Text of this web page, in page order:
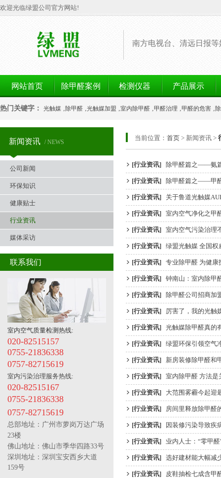
欢迎光临绿盟公司官方网站!
南方电视台、清远日报
网站首页 除甲醛案例 检测仪器 产品展示
热门关键字： 光触媒 ,除甲醛 ,光触媒加盟 ,室内除甲醛 ,甲醛治理 ,甲醛的危害 ,
新闻资讯 / NEWS
公司新闻
环保知识
健康贴士
行业资讯
媒体采访
联系我们
室内空气质量检测热线:
020-82515157
0755-21836338
0757-82715619
室内污染治理服务热线:
020-82515167
0755-21836338
0757-82715619
总部地址： 广州市萝岗万达广场
23楼
佛山地址： 佛山市季华四路33号
深圳地址：深圳宝安西乡大道
159号
当前位置： 首页 > 新闻资讯 >
[行业资讯] 除甲醛篇之——氨
[行业资讯] 除甲醛篇之——甲
[行业资讯] 关于鲁道光触媒
[行业资讯] 室内空气净化之甲
[行业资讯] 室内空气污染治理
[行业资讯] 绿盟光触媒 全国权
[行业资讯] 专业除甲醛 为健康
[行业资讯] 钟南山：室内除甲
[行业资讯] 除甲醛公司招商加
[行业资讯] 厉害了，我的光触
[行业资讯] 光触媒除甲醛真的
[行业资讯] 绿盟环保引领空气
[行业资讯] 新房装修除甲醛和
[行业资讯] 室内除甲醛 方法是
[行业资讯] 大范围雾霾今起迎
[行业资讯] 房间里释放除甲
[行业资讯] 因装修污染导致疾
[行业资讯] 业内人士：“零甲
[行业资讯] 选好建材能大幅减
[行业资讯] 皮鞋抽检七成含甲